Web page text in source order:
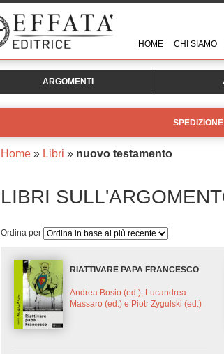
HOME CHI SIAMO
ARGOMENTI
Home » Libri » nuovo testamento
LIBRI
Ordina per
RIATTIVARE PAPA FRANCESCO
Andrea Bosio (ed.), Lucandrea
Massaro (ed.) e Piotr Zygulski (ed.)